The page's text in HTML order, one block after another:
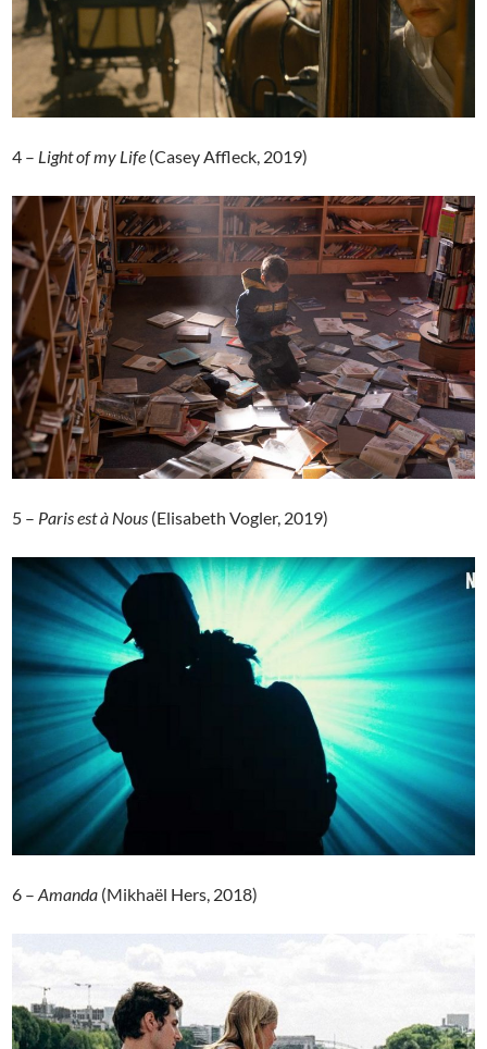
4 – Light of my Life (Casey Affleck, 2019)
5 – Paris est à Nous (Elisabeth Vogler, 2019)
6 –Amanda (Mikhaël Hers, 2018)